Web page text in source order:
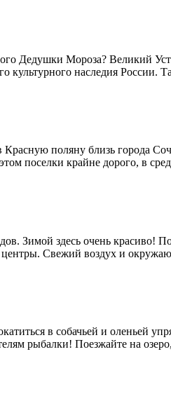
Дедушки Мороза? Великий
культурного наследия
Красную поляну близь города
поселки крайне дорого, в
Зимой здесь очень красиво!
Свежий воздух и
в собачьей и оленьей
рыбалки! Поезжайте на